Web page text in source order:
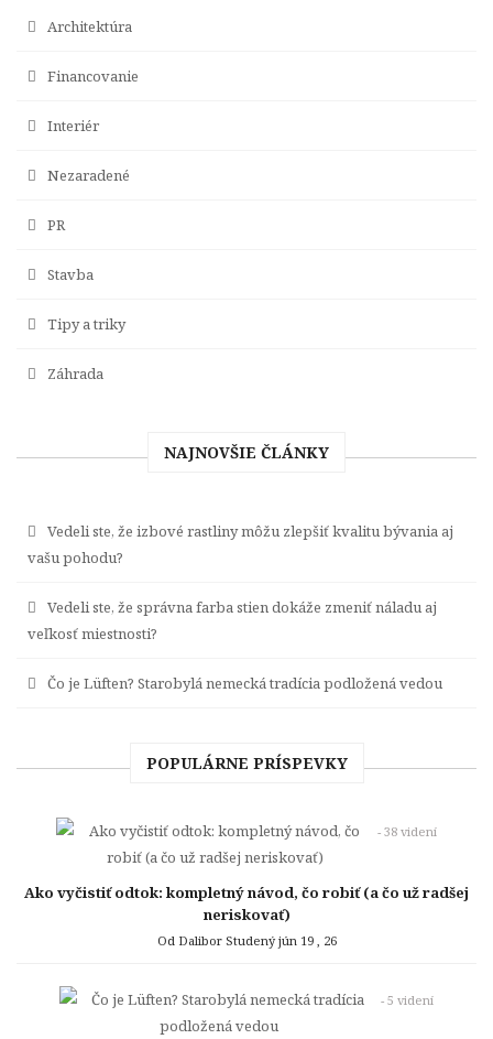
Architektúra
Financovanie
Interiér
Nezaradené
PR
Stavba
Tipy a triky
Záhrada
NAJNOVŠIE ČLÁNKY
Vedeli ste, že izbové rastliny môžu zlepšiť kvalitu bývania aj
vašu pohodu?
Vedeli ste, že správna farba stien dokáže zmeniť náladu aj
veľkosť miestnosti?
Čo je Lüften? Starobylá nemecká tradícia podložená vedou
POPULÁRNE PRÍSPEVKY
- 38 videní
Ako vyčistiť odtok: kompletný návod, čo robiť (a čo už radšej
neriskovať)
Od Dalibor Studený jún 19 , 26
- 5 videní